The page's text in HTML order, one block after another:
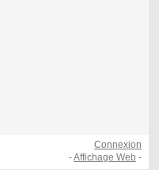
Connexion
-Affichage Web -